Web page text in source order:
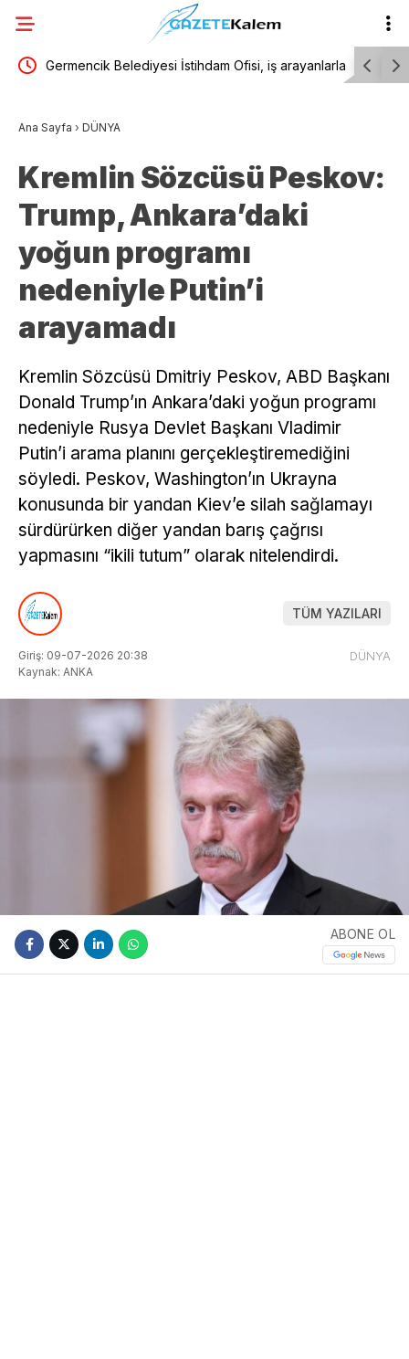
Germencik Belediyesi İstihdam Ofisi, iş arayanlarla YENİ
Ana Sayfa › DÜNYA
Kremlin Sözcüsü Peskov:
Trump, Ankara’daki
yoğun programı
nedeniyle Putin’i
arayamadı
Kremlin Sözcüsü Dmitriy Peskov, ABD Başkanı
Donald Trump’ın Ankara’daki yoğun programı
nedeniyle Rusya Devlet Başkanı Vladimir
Putin’i arama planını gerçekleştiremediğini
söyledi. Peskov, Washington’ın Ukrayna
konusunda bir yandan Kiev’e silah sağlamayı
sürdürürken diğer yandan barış çağrısı
yapmasını “ikili tutum” olarak nitelendirdi.
TÜM YAZILARI
Giriş: 09-07-2026 20:38
Kaynak: ANKA
DÜNYA
ABONE OL